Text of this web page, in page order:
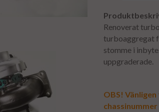
Renoverat
turboaggregat
stomme i
uppgraderade.
OBS!